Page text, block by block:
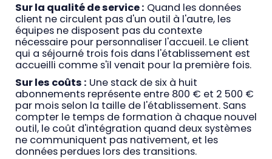
Sur la qualité de service : Quand les données
client ne circulent pas d'un outil à l'autre, les
équipes ne disposent pas du contexte
nécessaire pour personnaliser l'accueil. Le client
qui a séjourné trois fois dans l'établissement est
accueilli comme s'il venait pour la première fois.
Sur les coûts : Une stack de six à huit
abonnements représente entre 800 € et 2 500 €
par mois selon la taille de l'établissement. Sans
compter le temps de formation à chaque nouvel
outil, le coût d'intégration quand deux systèmes
ne communiquent pas nativement, et les
données perdues lors des transitions.